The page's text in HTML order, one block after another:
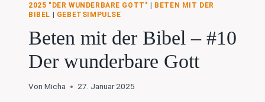
2025 "DER WUNDERBARE GOTT"
BETEN MIT DER
BIBEL
GEBETSIMPULSE
Beten mit der Bibel – #10
Der wunderbare Gott
Von Micha 27. Januar 2025